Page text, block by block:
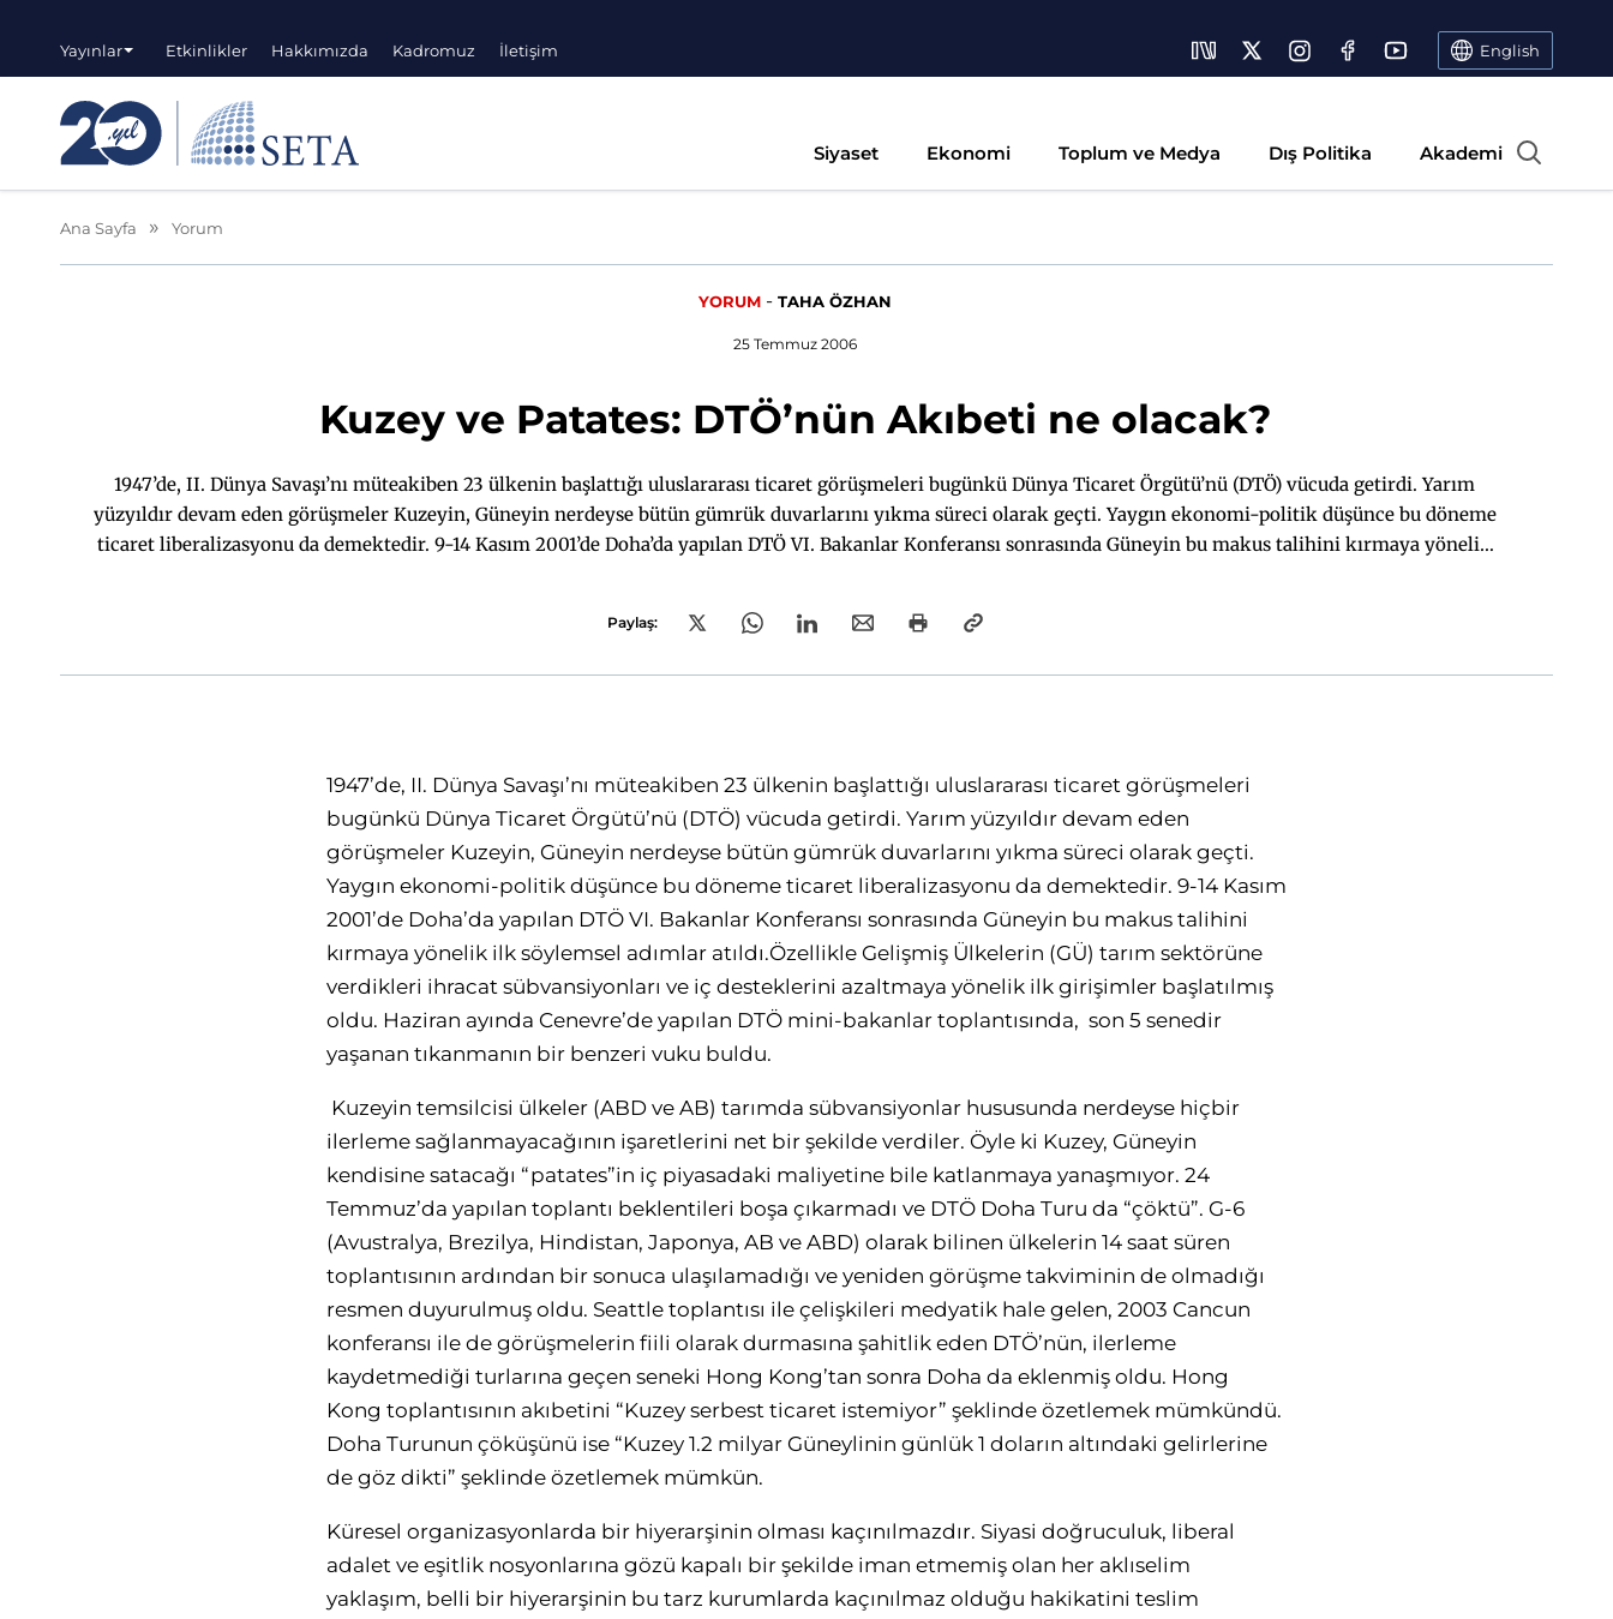
Yayınlar Etkinlikler Hakkımızda Kadromuz İletişim English
Siyaset Ekonomi Toplum ve Medya Dış Politika Akademi
Ana Sayfa Yorum
YORUM- TAHA ÖZHAN
25 Temmuz 2006
Kuzey ve Patates: DTÖ’nün Akıbeti ne olacak?
1947’de, II. Dünya Savaşı’nı müteakiben 23 ülkenin başlattığı uluslararası ticaret görüşmeleri bugünkü Dünya Ticaret Örgütü’nü (DTÖ) vücuda getirdi. Yarım
yüzyıldır devam eden görüşmeler Kuzeyin, Güneyin nerdeyse bütün gümrük duvarlarını yıkma süreci olarak geçti. Yaygın ekonomi-politik düşünce bu döneme
ticaret liberalizasyonu da demektedir. 9-14 Kasım 2001’de Doha’da yapılan DTÖ VI. Bakanlar Konferansı sonrasında Güneyin bu makus talihini kırmaya yönelik
Paylaş:
1947’de, II. Dünya Savaşı’nı müteakiben 23 ülkenin başlattığı uluslararası ticaret görüşmeleri
bugünkü Dünya Ticaret Örgütü’nü (DTÖ) vücuda getirdi. Yarım yüzyıldır devam eden
görüşmeler Kuzeyin, Güneyin nerdeyse bütün gümrük duvarlarını yıkma süreci olarak geçti.
Yaygın ekonomi-politik düşünce bu döneme ticaret liberalizasyonu da demektedir. 9-14 Kasım
2001’de Doha’da yapılan DTÖ VI. Bakanlar Konferansı sonrasında Güneyin bu makus talihini
kırmaya yönelik ilk söylemsel adımlar atıldı.Özellikle Gelişmiş Ülkelerin (GÜ) tarım sektörüne
verdikleri ihracat sübvansiyonları ve iç desteklerini azaltmaya yönelik ilk girişimler başlatılmış
oldu. Haziran ayında Cenevre’de yapılan DTÖ mini-bakanlar toplantısında, son 5 senedir
yaşanan tıkanmanın bir benzeri vuku buldu.
Kuzeyin temsilcisi ülkeler (ABD ve AB) tarımda sübvansiyonlar hususunda nerdeyse hiçbir
ilerleme sağlanmayacağının işaretlerini net bir şekilde verdiler. Öyle ki Kuzey, Güneyin
kendisine satacağı “patates”in iç piyasadaki maliyetine bile katlanmaya yanaşmıyor. 24
Temmuz’da yapılan toplantı beklentileri boşa çıkarmadı ve DTÖ Doha Turu da “çöktü”. G-6
(Avustralya, Brezilya, Hindistan, Japonya, AB ve ABD) olarak bilinen ülkelerin 14 saat süren
toplantısının ardından bir sonuca ulaşılamadığı ve yeniden görüşme takviminin de olmadığı
resmen duyurulmuş oldu. Seattle toplantısı ile çelişkileri medyatik hale gelen, 2003 Cancun
konferansı ile de görüşmelerin fiili olarak durmasına şahitlik eden DTÖ’nün, ilerleme
kaydetmediği turlarına geçen seneki Hong Kong’tan sonra Doha da eklenmiş oldu. Hong
Kong toplantısının akıbetini “Kuzey serbest ticaret istemiyor” şeklinde özetlemek mümkündü.
Doha Turunun çöküşünü ise “Kuzey 1.2 milyar Güneylinin günlük 1 doların altındaki gelirlerine
de göz dikti” şeklinde özetlemek mümkün.
Küresel organizasyonlarda bir hiyerarşinin olması kaçınılmazdır. Siyasi doğruculuk, liberal
adalet ve eşitlik nosyonlarına gözü kapalı bir şekilde iman etmemiş olan her aklıselim
yaklaşım, belli bir hiyerarşinin bu tarz kurumlarda kaçınılmaz olduğu hakikatini teslim